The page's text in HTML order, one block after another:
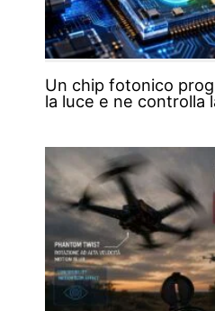
Un chip fotonico
la luce e ne controlla